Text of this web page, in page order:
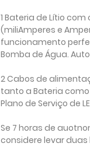
1 Bateria de Lítio com
(miliAmperes e
funcionamento
Bomba de Água.
2 Cabos de
tanto a Bateria como
Plano de Serviço de
Se 7 horas de
considere levar